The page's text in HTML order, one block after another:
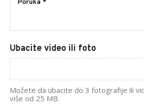
Ubacite video ili foto
Možete da ubacite do 3 fotografije ili
više od 25 MB.